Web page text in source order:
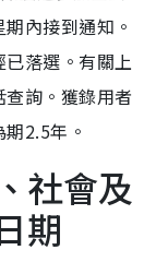
內接到通知。
落選。有關上
詢。獲錄用者
2.5年。
社會及
期